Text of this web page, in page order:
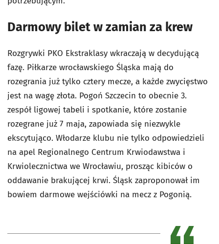
Darmowy bilet w zamian za krew
Rozgrywki PKO Ekstraklasy wkraczają w decydującą
fazę. Piłkarze wrocławskiego Śląska mają do
rozegrania już tylko cztery mecze, a każde zwycięstwo
jest na wagę złota. Pogoń Szczecin to obecnie 3.
zespół ligowej tabeli i spotkanie, które zostanie
rozegrane już 7 maja, zapowiada się niezwykle
ekscytująco. Włodarze klubu nie tylko odpowiedzieli
na apel Regionalnego Centrum Krwiodawstwa i
Krwiolecznictwa we Wrocławiu, prosząc kibiców o
oddawanie brakującej krwi. Śląsk zaproponował im
bowiem darmowe wejściówki na mecz z Pogonią.